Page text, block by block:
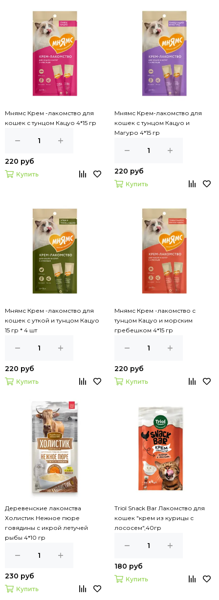
Мнямс Крем -лакомство для
кошек с тунцом Кацуо 4*15 гр
220 руб
Купить
Мнямс Крем-лакомство для
кошек с тунцом Кацуо и
Магуро 4*15 гр
220 руб
Купить
Мнямс Крем -лакомство для
кошек с уткой и тунцом Кацуо
15 гр * 4 шт
220 руб
Купить
Мнямс Крем -лакомство с
тунцом Кацуо и морским
гребешком 4*15 гр
220 руб
Купить
Деревенские лакомства
Холистик Нежное пюре
говядины с икрой летучей
рыбы 4*10 гр
230 руб
Купить
Triol Snack Bar Лакомство для
кошек "крем из курицы с
лососем",40гр
180 руб
Купить